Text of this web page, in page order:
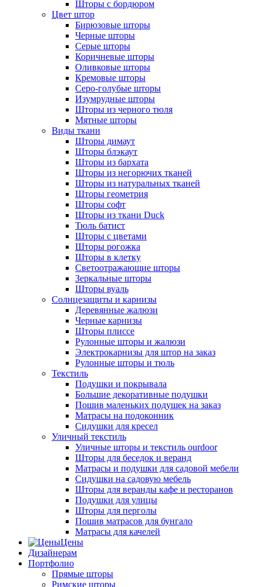
Шторы с бордюром
Цвет штор
Бирюзовые шторы
Черные шторы
Серые шторы
Коричневые шторы
Оливковые шторы
Кремовые шторы
Серо-голубые шторы
Изумрудные шторы
Шторы из черного тюля
Мятные шторы
Виды ткани
Шторы димаут
Шторы блэкаут
Шторы из бархата
Шторы из негорючих тканей
Шторы из натуральных тканей
Шторы геометрия
Шторы софт
Шторы из ткани Duck
Тюль батист
Шторы с цветами
Шторы рогожка
Шторы в клетку
Светоотражающие шторы
Зеркальные шторы
Шторы вуаль
Солнцезащиты и карнизы
Деревянные жалюзи
Черные карнизы
Шторы плиссе
Рулонные шторы и жалюзи
Электрокарнизы для штор на заказ
Рулонные шторы и тюль
Текстиль
Подушки и покрывала
Большие декоративные подушки
Пошив маленьких подушек на заказ
Матрасы на подоконник
Сидушки для кресел
Уличный текстиль
Уличные шторы и текстиль ourdoor
Шторы для беседок и веранд
Матрасы и подушки для садовой мебели
Сидушки на садовую мебель
Шторы для веранды кафе и ресторанов
Подушки для улицы
Шторы для перголы
Пошив матрасов для бунгало
Матрасы для качелей
Цены
Дизайнерам
Портфолио
Прямые шторы
Римские шторы